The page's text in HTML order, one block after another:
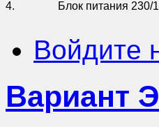
4. Блок питания 230/
Войдите
Вариант